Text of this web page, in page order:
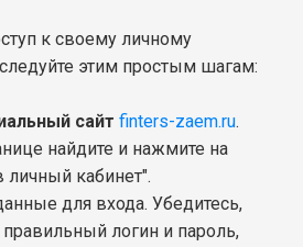
к своему личному
следуйте этим простым шагам:
сайт finters-zaem.ru.
найдите и нажмите на
личный кабинет".
для входа. Убедитесь,
логин и пароль,